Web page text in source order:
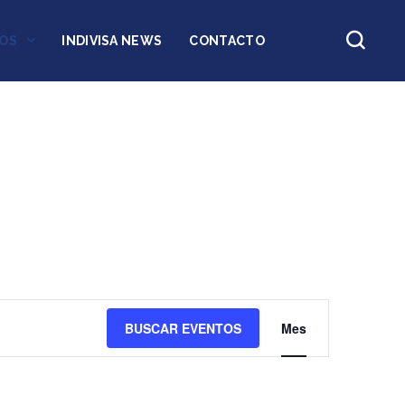
INDIVISA NEWS CONTACTO
BUSCAR EVENTOS
de
Mes